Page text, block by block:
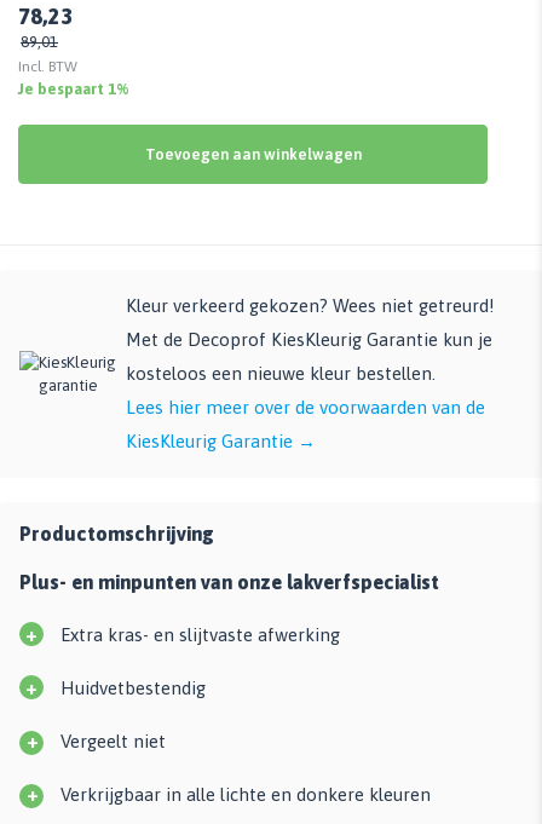
78,23
89,01
Incl. BTW
Je bespaart 1%
Toevoegen aan winkelwagen
Kleur verkeerd gekozen? Wees niet getreurd!
Met de Decoprof KiesKleurig Garantie kun je
kosteloos een nieuwe kleur bestellen.
Lees hier meer over de voorwaarden van de
KiesKleurig Garantie →
Productomschrijving
Plus- en minpunten van onze lakverfspecialist
+ Extra kras- en slijtvaste afwerking
+ Huidvetbestendig
+ Vergeelt niet
+ Verkrijgbaar in alle lichte en donkere kleuren